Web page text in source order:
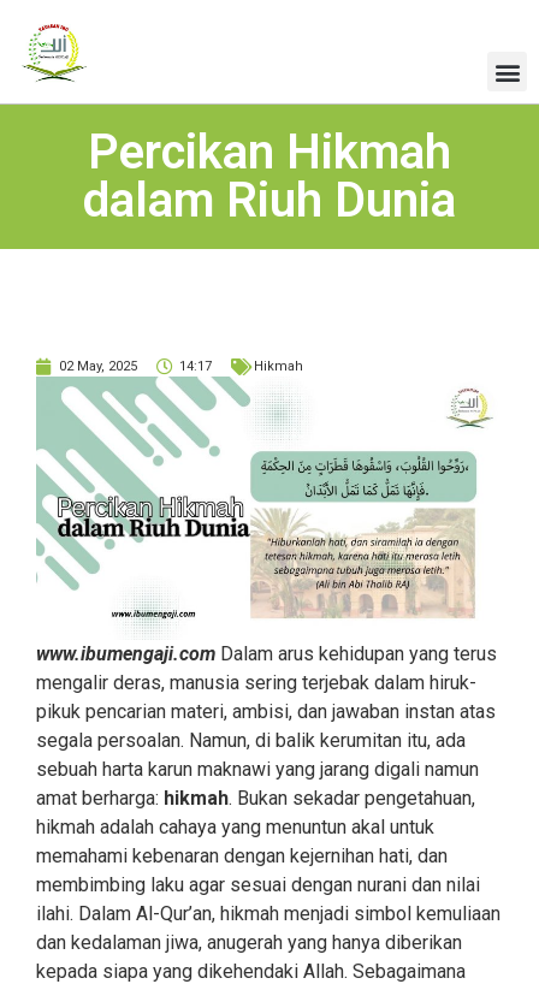
Percikan Hikmah
dalam Riuh Dunia
02 May, 2025 14:17 Hikmah
www.ibumengaji.com Dalam arus kehidupan yang terus
mengalir deras, manusia sering terjebak dalam hiruk-
pikuk pencarian materi, ambisi, dan jawaban instan atas
segala persoalan. Namun, di balik kerumitan itu, ada
sebuah harta karun maknawi yang jarang digali namun
amat berharga: hikmah. Bukan sekadar pengetahuan,
hikmah adalah cahaya yang menuntun akal untuk
memahami kebenaran dengan kejernihan hati, dan
membimbing laku agar sesuai dengan nurani dan nilai
ilahi. Dalam Al-Qur’an, hikmah menjadi simbol kemuliaan
dan kedalaman jiwa, anugerah yang hanya diberikan
kepada siapa yang dikehendaki Allah. Sebagaimana